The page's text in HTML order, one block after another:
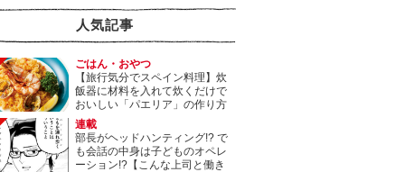
人気記事
ごはん・おやつ
【旅行気分でスペイン料理】炊
飯器に材料を入れて炊くだけで
おいしい「パエリア」の作り方
連載
部長がヘッドハンティング!? で
も会話の中身は子どものオペレ
ーション!?【こんな上司と働き